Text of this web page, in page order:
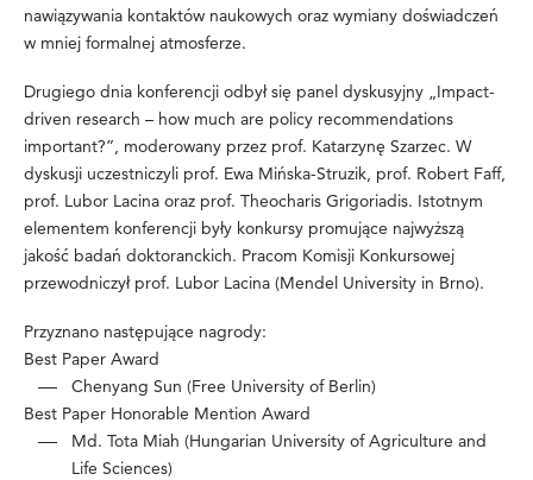
nawiązywania kontaktów naukowych oraz wymiany doświadczeń
w mniej formalnej atmosferze.
Drugiego dnia konferencji odbył się panel dyskusyjny „Impact-
driven research – how much are policy recommendations
important?”, moderowany przez prof. Katarzynę Szarzec. W
dyskusji uczestniczyli prof. Ewa Mińska-Struzik, prof. Robert Faff,
prof. Lubor Lacina oraz prof. Theocharis Grigoriadis. Istotnym
elementem konferencji były konkursy promujące najwyższą
jakość badań doktoranckich. Pracom Komisji Konkursowej
przewodniczył prof. Lubor Lacina (Mendel University in Brno).
Przyznano następujące nagrody:
Best Paper Award
Chenyang Sun (Free University of Berlin)
Best Paper Honorable Mention Award
Md. Tota Miah (Hungarian University of Agriculture and
Life Sciences)